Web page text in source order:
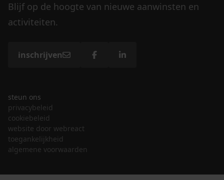
Blijf op de hoogte van nieuwe aanwinsten en
activiteiten.
inschrijven
steun ons
privacybeleid
cookiebeleid
website door webreact
toegankelijkheid
algemene voorwaarden